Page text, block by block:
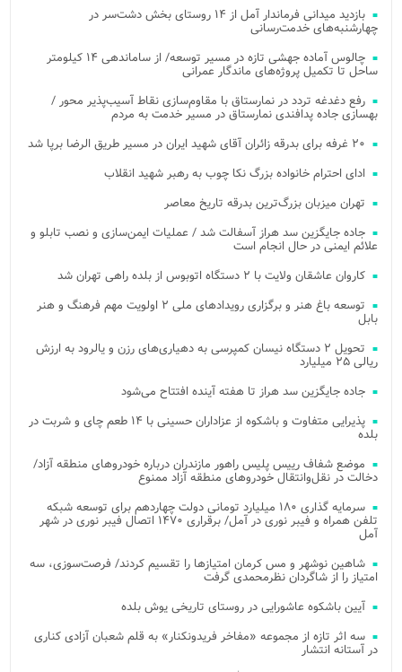
بازدید میدانی فرماندار آمل از ۱۴ روستای بخش دشت‌سر در
چهارشنبه‌های خدمت‌رسانی
چالوس آماده جهشی تازه در مسیر توسعه/ از ساماندهی ۱۴ کیلومتر
ساحل تا تکمیل پروژه‌های ماندگار عمرانی
رفع دغدغه تردد در نمارستاق با مقاوم‌سازی نقاط آسیب‌پذیر محور /
بهسازی جاده پدافندی نمارستاق در مسیر خدمت به مردم
۲۰ غرفه برای بدرقه زائران آقای شهید ایران در مسیر طریق الرضا برپا شد
ادای احترام خانواده بزرگ نکا چوب به رهبر شهید انقلاب
تهران میزبان بزرگ‌ترین بدرقه تاریخ معاصر
جاده جایگزین سد هراز آسفالت شد / عملیات ایمن‌سازی و نصب تابلو و
علائم ایمنی در حال انجام است
کاروان عاشقان ولایت با ۲ دستگاه اتوبوس از بلده راهی تهران شد
توسعه باغ هنر و برگزاری رویدادهای ملی ۲ اولویت مهم فرهنگ و هنر
بابل
تحویل ۲ دستگاه نیسان کمپرسی به دهیاری‌های رزن و یالرود به ارزش
ریالی ۲۵ میلیارد
جاده جایگزین سد هراز تا هفته آینده افتتاح می‌شود
پذیرایی متفاوت و باشکوه از عزاداران حسینی با ۱۴ طعم چای و شربت در
بلده
موضع شفاف رییس پلیس راهور مازندران درباره خودروهای منطقه آزاد/
دخالت در نقل‌وانتقال خودروهای منطقه آزاد ممنوع
سرمایه گذاری ۱۸۰ میلیارد تومانی دولت چهاردهم برای توسعه شبکه
تلفن همراه و فیبر نوری در آمل/ برقراری ۱۴۷۰ اتصال فیبر نوری در شهر
آمل
شاهین نوشهر و مس کرمان امتیازها را تقسیم کردند/ فرصت‌سوزی، سه
امتیاز را از شاگردان نظرمحمدی گرفت
آیین باشکوه عاشورایی در روستای تاریخی یوش بلده
سه اثر تازه از مجموعه «مفاخر فریدونکنار» به قلم شعبان آزادی کناری
در آستانه انتشار